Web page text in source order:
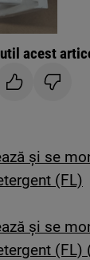
acest
și se
(FL)
și se
(FL)